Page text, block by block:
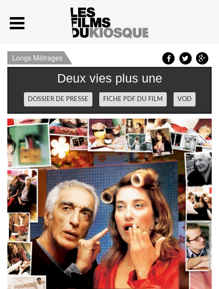
Longs Métrages
Deux vies plus une
DOSSIER DE PRESSE FICHE PDF DU FILM VOD